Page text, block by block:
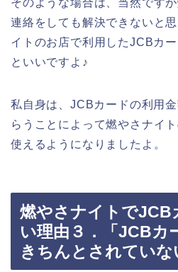
連絡をしても解決できないと
イトのお店で利用したJCBカ
といいですよ♪
私自身は、JCBカードの利用
らうことによって燃やさナイ
使えるようになりましたよ。
燃やさナイトでJCB
い理由３．「JCBカ
きちんとされていな